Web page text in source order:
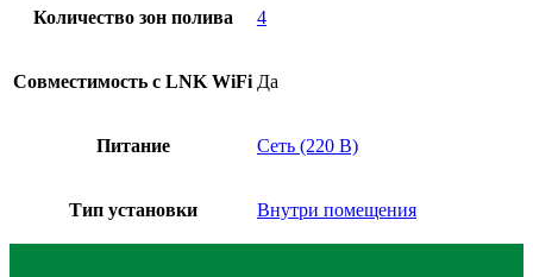
Количество зон полива 4
Совместимость с LNK WiFi Да
Питание Сеть (220 В)
Тип установки Внутри помещения